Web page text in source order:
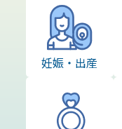
妊娠・出産